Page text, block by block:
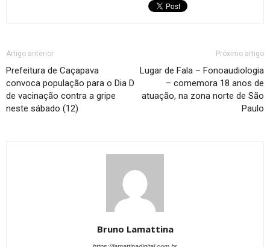
Artigo anterior
Prefeitura de Caçapava
convoca população para o Dia D
de vacinação contra a gripe
neste sábado (12)
Próximo artigo
Lugar de Fala – Fonoaudiologia
– comemora 18 anos de
atuação, na zona norte de São
Paulo
Bruno Lamattina